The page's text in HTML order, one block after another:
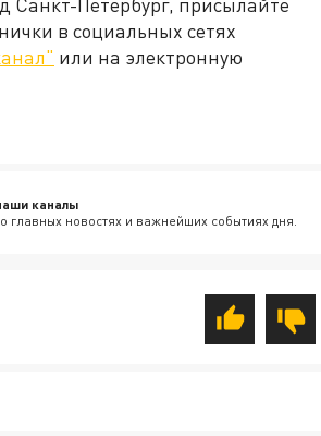
в социальных сетях
или на электронную
каналы
главных новостях и важнейших событиях дня.